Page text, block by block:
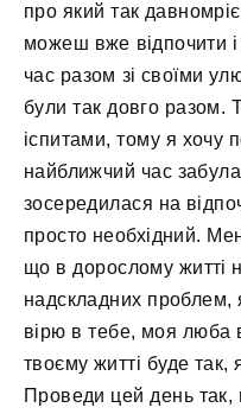
про який так
можеш вже відпочити і
час разом зі своїми
були так довго разом.
іспитами, тому я хочу
найближчий час
зосередилася на
просто необхідний.
що в дорослому житті
надскладних проблем,
вірю в тебе, моя люба
твоєму житті буде
Проведи цей день